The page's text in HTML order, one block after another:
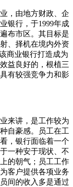
，由地方财政、企
银行，于1999年成
布市区。其目标是
、择机在境内外资
商业银行打造成为
益良好的，根植三
有较强竞争力和影
来讲，是工作较为
自豪感。员工在工
，银行面临着一个
一种安于现状、不
的朝气；员工工作
客户提供各项业务
间的收入多是通过